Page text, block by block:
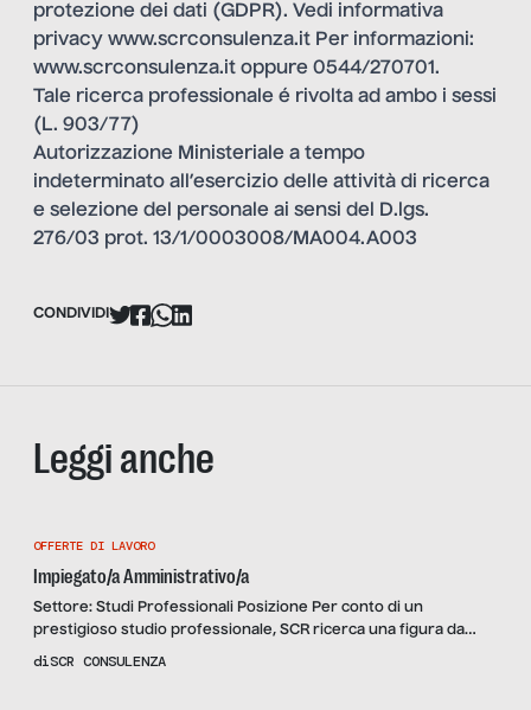
protezione dei dati (GDPR). Vedi informativa
privacy www.scrconsulenza.it Per informazioni:
www.scrconsulenza.it oppure 0544/270701.
Tale ricerca professionale é rivolta ad ambo i sessi
(L. 903/77)
Autorizzazione Ministeriale a tempo
indeterminato all’esercizio delle attività di ricerca
e selezione del personale ai sensi del D.lgs.
276/03 prot. 13/1/0003008/MA004.A003
CONDIVIDI
Leggi anche
OFFERTE DI LAVORO
Impiegato/a Amministrativo/a
Settore: Studi Professionali Posizione Per conto di un
prestigioso studio professionale, SCR ricerca una figura da
inserire nell’ufficio amministrativo e riferendo alla Referente
diSCR CONSULENZA